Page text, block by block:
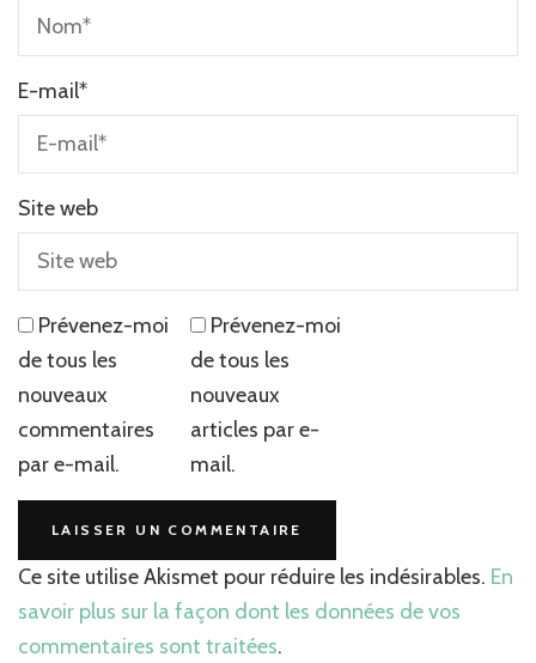
E-mail*
Site web
Prévenez-moi
de tous les
nouveaux
commentaires
par e-mail.
Prévenez-moi
de tous les
nouveaux
articles par e-
mail.
Ce site utilise Akismet pour réduire les indésirables. En
savoir plus sur la façon dont les données de vos
commentaires sont traitées.